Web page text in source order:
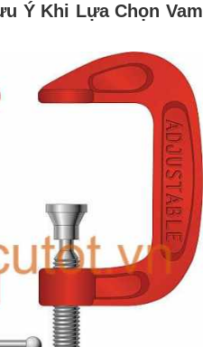
Ý Khi Lựa Chọn Vam